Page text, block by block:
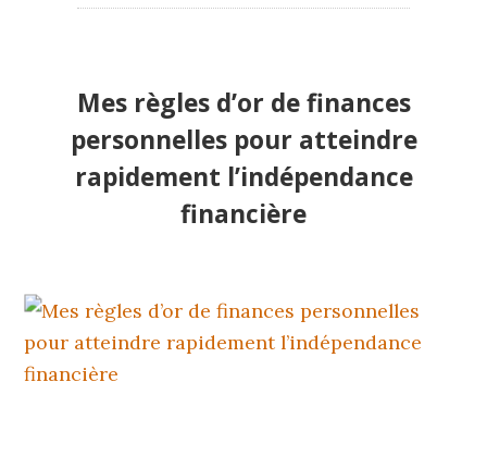
Mes règles d’or de finances
personnelles pour atteindre
rapidement l’indépendance
financière